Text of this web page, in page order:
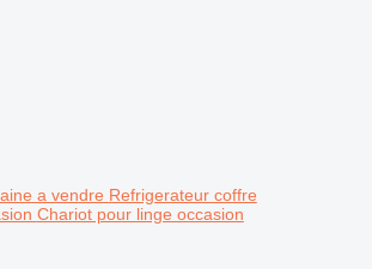
a vendre Refrigerateur coffre
Chariot pour linge occasion